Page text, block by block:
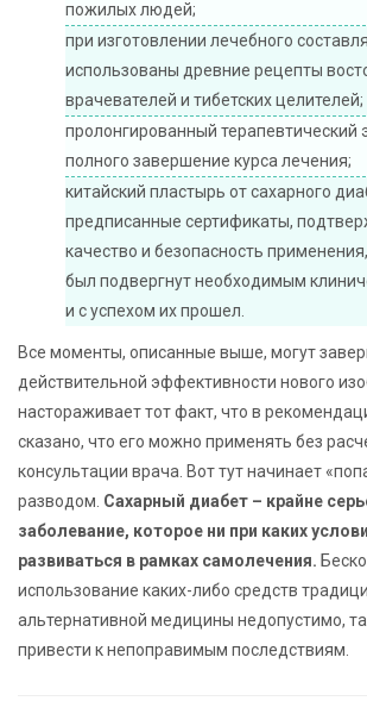
пожилых людей;
при изготовлении лечебного
использованы древние рецепты
врачевателей и тибетских целителей;
пролонгированный терапевтический
полного завершение курса лечения;
китайский пластырь от сахарного
предписанные сертификаты,
качество и безопасность
был подвергнут необходимым
и с успехом их прошел.
Все моменты, описанные выше, могут
действительной эффективности нового
настораживает тот факт, что в
сказано, что его можно применять без
консультации врача. Вот тут начинает
разводом. Сахарный диабет – крайне
заболевание, которое ни при каких
развиваться в рамках самолечения.
использование каких-либо средств
альтернативной медицины недопустимо,
привести к непоправимым последствиям.